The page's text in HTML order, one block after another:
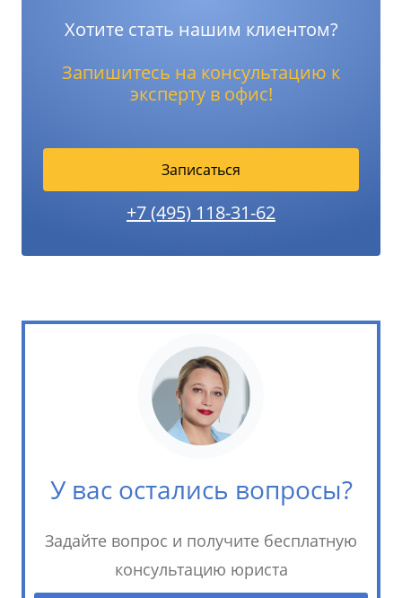
Хотите стать нашим клиентом?
Запишитесь на консультацию к
эксперту в офис!
Записаться
+7 (495) 118-31-62
У вас остались вопросы?
Задайте вопрос и получите бесплатную
консультацию юриста